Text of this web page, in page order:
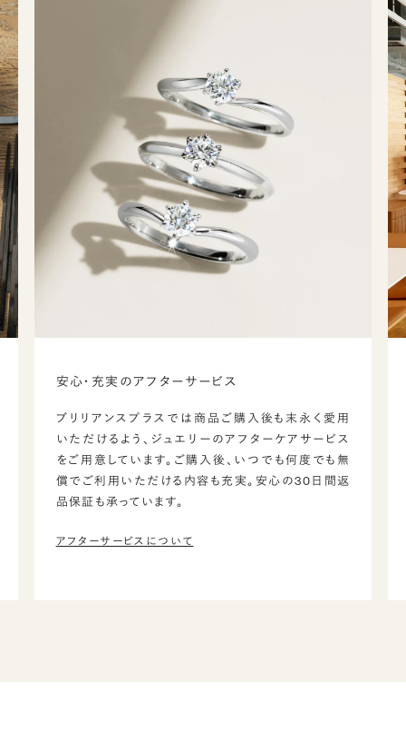
安心・充実のアフターサービス
ブリリアンスプラスでは商品ご購入後も末永く愛用
いただけるよう、ジュエリーのアフターケアサービス
をご用意しています。ご購入後、いつでも何度でも無
償でご利用いただける内容も充実。安心の30日間返
品保証も承っています。
アフターサービスについて